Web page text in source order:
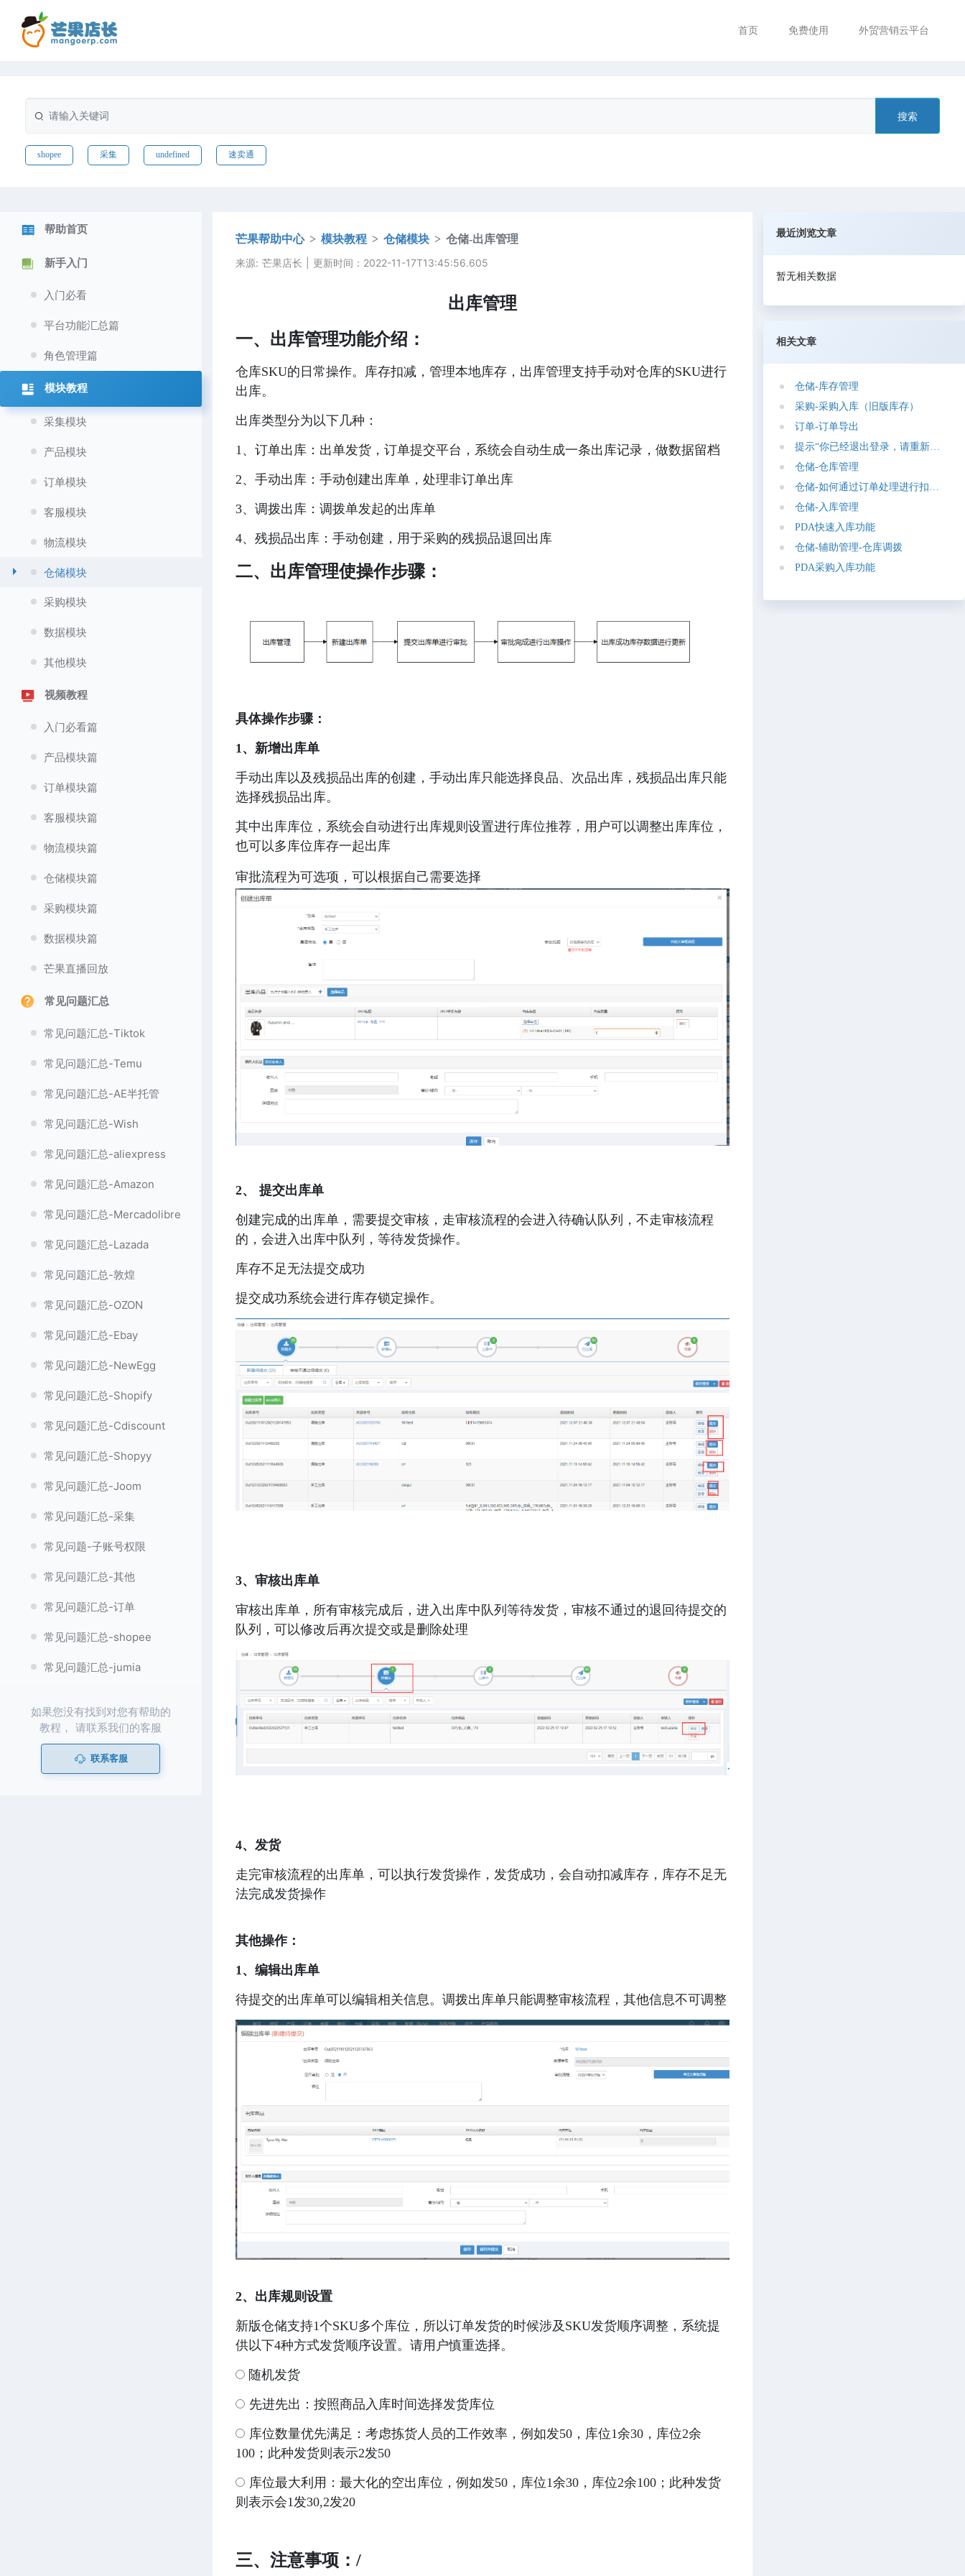
首页 免费使用 外贸营销云平台
搜索
shopee 采集 undefined 速卖通
帮助首页
新手入门
入门必看
平台功能汇总篇
角色管理篇
模块教程
采集模块
产品模块
订单模块
客服模块
物流模块
仓储模块
采购模块
数据模块
其他模块
视频教程
入门必看篇
产品模块篇
订单模块篇
客服模块篇
物流模块篇
仓储模块篇
采购模块篇
数据模块篇
芒果直播回放
常见问题汇总
常见问题汇总-Tiktok
常见问题汇总-Temu
常见问题汇总-AE半托管
常见问题汇总-Wish
常见问题汇总-aliexpress
常见问题汇总-Amazon
常见问题汇总-Mercadolibre
常见问题汇总-Lazada
常见问题汇总-敦煌
常见问题汇总-OZON
常见问题汇总-Ebay
常见问题汇总-NewEgg
常见问题汇总-Shopify
常见问题汇总-Cdiscount
常见问题汇总-Shopyy
常见问题汇总-Joom
常见问题汇总-采集
常见问题-子账号权限
常见问题汇总-其他
常见问题汇总-订单
常见问题汇总-shopee
常见问题汇总-jumia
如果您没有找到对您有帮助的
教程， 请联系我们的客服
联系客服
芒果帮助中心 模块教程 仓储模块
仓储-出库管理
来源: 芒果店长 | 更新时间：2022-11-17T13:45:56.605
出库管理
一、出库管理功能介绍：
仓库SKU的日常操作。库存扣减，管理本地库存，出库管理支持手动对仓库的SKU进行
出库。
出库类型分为以下几种：
1、订单出库：出单发货，订单提交平台，系统会自动生成一条出库记录，做数据留档
2、手动出库：手动创建出库单，处理非订单出库
3、调拨出库：调拨单发起的出库单
4、残损品出库：手动创建，用于采购的残损品退回出库
二、出库管理使操作步骤：
具体操作步骤：
1、新增出库单
手动出库以及残损品出库的创建，手动出库只能选择良品、次品出库，残损品出库只能
选择残损品出库。
其中出库库位，系统会自动进行出库规则设置进行库位推荐，用户可以调整出库库位，
也可以多库位库存一起出库
审批流程为可选项，可以根据自己需要选择
2、 提交出库单
创建完成的出库单，需要提交审核，走审核流程的会进入待确认队列，不走审核流程
的，会进入出库中队列，等待发货操作。
库存不足无法提交成功
提交成功系统会进行库存锁定操作。
3、审核出库单
审核出库单，所有审核完成后，进入出库中队列等待发货，审核不通过的退回待提交的
队列，可以修改后再次提交或是删除处理
4、发货
走完审核流程的出库单，可以执行发货操作，发货成功，会自动扣减库存，库存不足无
法完成发货操作
其他操作：
1、编辑出库单
2、出库规则设置
新版仓储支持1个SKU多个库位，所以订单发货的时候涉及SKU发货顺序调整，系统提
供以下4种方式发货顺序设置。请用户慎重选择。
随机发货
先进先出：按照商品入库时间选择发货库位
库位数量优先满足：考虑拣货人员的工作效率，例如发50，库位1余30，库位2余
100；此种发货则表示2发50
库位最大利用：最大化的空出库位，例如发50，库位1余30，库位2余100；此种发货
则表示会1发30,2发20
三、注意事项：/
最近浏览文章
暂无相关数据
相关文章
仓储-库存管理
采购-采购 入 库（ 旧版 库存）
订单-订单导出
提示“你已经退出登录， 请重新登
仓储-仓 库管理
仓储-如何通过订单处理进行扣
仓储-入 库管理
PDA快速 入 库功能
仓储-辅助管理-仓 库调拨
PDA采购 入 库功能